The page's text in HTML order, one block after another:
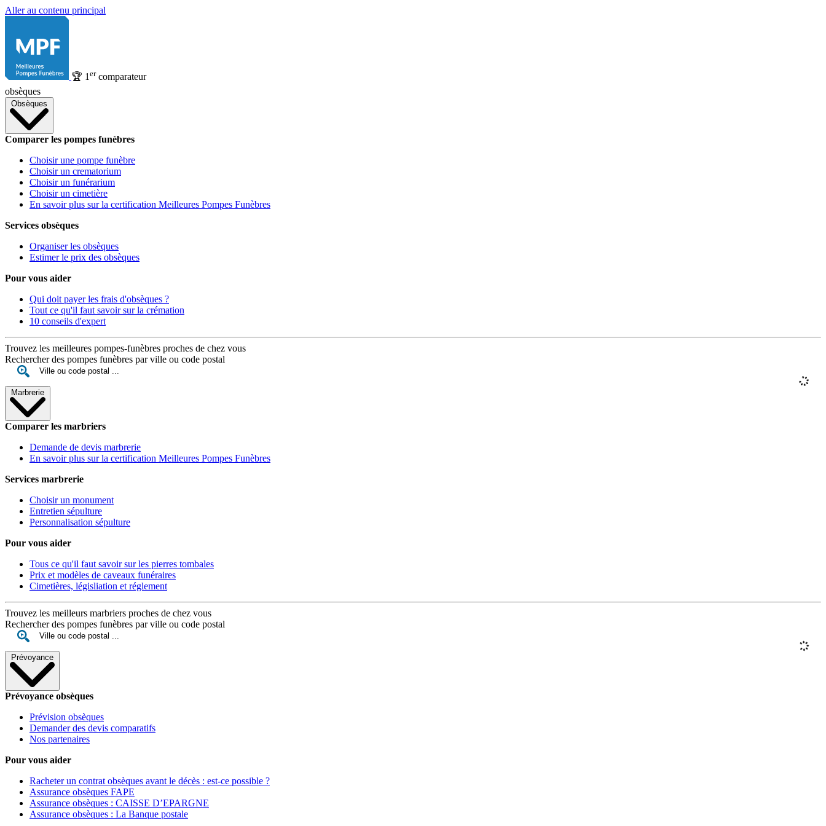
Aller au contenu principal
🏆 1 ercomparateur
obsèques
Obsèques
Comparer les pompes funèbres
Choisir une pompe funèbre
Choisir un crematorium
Choisir un funérarium
Choisir un cimetière
En savoir plus sur la certification Meilleures Pompes Funèbres
Services obsèques
Organiser les obsèques
Estimer le prix des obsèques
Pour vous aider
Qui doit payer les frais d'obsèques ?
Tout ce qu'il faut savoir sur la crémation
10 conseils d'expert
Trouvez les meilleures pompes-funèbres proches de chez vous
Rechercher des pompes funèbres par ville ou code postal
Marbrerie
Comparer les marbriers
Demande de devis marbrerie
En savoir plus sur la certification Meilleures Pompes Funèbres
Services marbrerie
Choisir un monument
Entretien sépulture
Personnalisation sépulture
Pour vous aider
Tous ce qu'il faut savoir sur les pierres tombales
Prix et modèles de caveaux funéraires
Cimetières, législiation et réglement
Trouvez les meilleurs marbriers proches de chez vous
Rechercher des pompes funèbres par ville ou code postal
Prévoyance
Prévoyance obsèques
Prévision obsèques
Demander des devis comparatifs
Nos partenaires
Pour vous aider
Racheter un contrat obsèques avant le décès : est-ce possible ?
Assurance obsèques FAPE
Assurance obsèques : CAISSE D’EPARGNE
Assurance obsèques : La Banque postale